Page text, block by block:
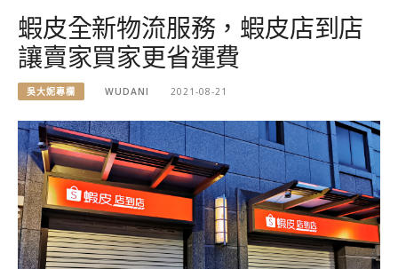
蝦皮全新物流服務，蝦皮店到店
讓賣家買家更省運費
吳大妮專欄 WUDANI 2021-08-21